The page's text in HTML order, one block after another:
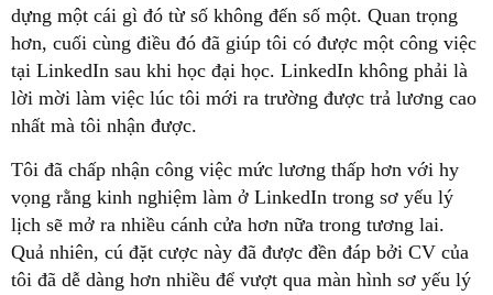
dựng một cái gì đó từ số không đến số một. Quan trọng
hơn, cuối cùng điều đó đã giúp tôi có được một công việc
tại LinkedIn sau khi học đại học. LinkedIn không phải là
lời mời làm việc lúc tôi mới ra trường được trả lương cao
nhất mà tôi nhận được.
Tôi đã chấp nhận công việc mức lương thấp hơn với hy
vọng rằng kinh nghiệm làm ở LinkedIn trong sơ yếu lý
lịch sẽ mở ra nhiều cánh cửa hơn nữa trong tương lai.
Quả nhiên, cú đặt cược này đã được đền đáp bởi CV của
tôi đã dễ dàng hơn nhiều để vượt qua màn hình sơ yếu lý